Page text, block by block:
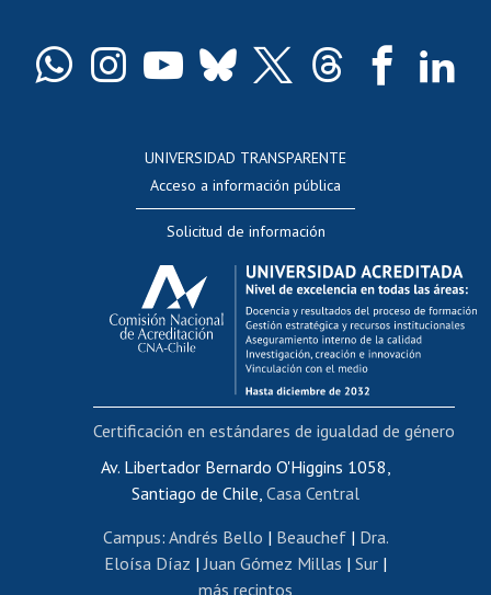
Docentes
Evaluación docente
Calificación académica
Postulación al AUCAI
Funcionarias/os
Cursos internos de capacitación
Bienestar del personal
Portal de movilidad interna
Certificado de renta
Certificado de renta honorarios
Editar páginas blancas
UNIVERSIDAD TRANSPARENTE
Acceso a información pública
Solicitud de información
Av. Libertador Bernardo O'Higgins 1058,
Santiago de Chile, Casa Central
Campus: Andrés Bello | Beauchef| Dra.
Eloísa Díaz | Juan Gómez Millas | Sur |
más recintos
Certificación en estándares de igualdad de género